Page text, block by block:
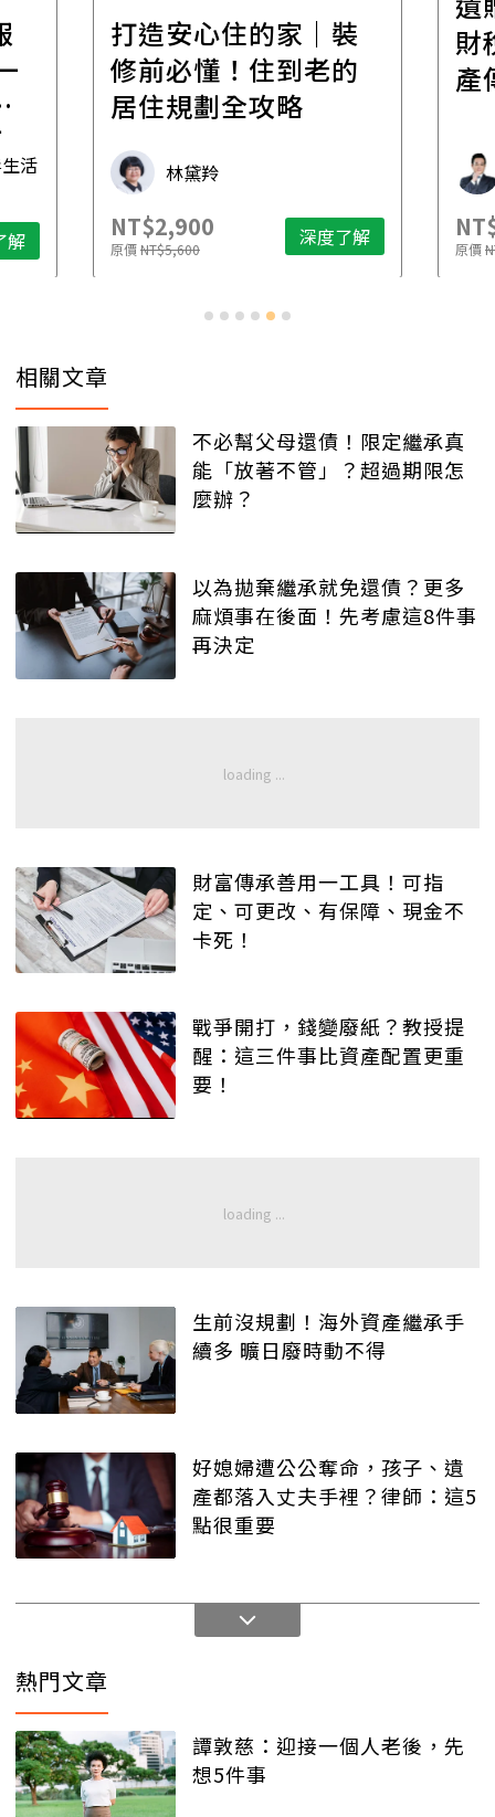
活
解
打造安心住的家｜裝
修前必懂！住到老的
居住規劃全攻略
林黛羚
NT$2,900
原價NT$5,600 深度了解
財
產
原價
相關文章
不必幫父母還債！限定繼承真
能「放著不管」？超過期限怎
麼辦？
以為拋棄繼承就免還債？更多
麻煩事在後面！先考慮這8件事
再決定
財富傳承善用一工具！可指
定、可更改、有保障、現金不
卡死！
戰爭開打，錢變廢紙？教授提
醒：這三件事比資產配置更重
要！
生前沒規劃！海外資產繼承手
續多 曠日廢時動不得
好媳婦遭公公奪命，孩子、遺
產都落入丈夫手裡？律師：這5
點很重要
熱門文章
譚敦慈：迎接一個人老後，先
想5件事